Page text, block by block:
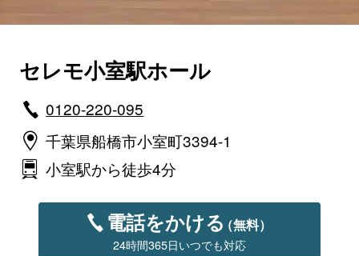
セレモ小室駅ホール
0120-220-095
千葉県船橋市小室町3394-1
小室駅から徒歩4分
電話をかける（無料）
24時間365日いつでも対応